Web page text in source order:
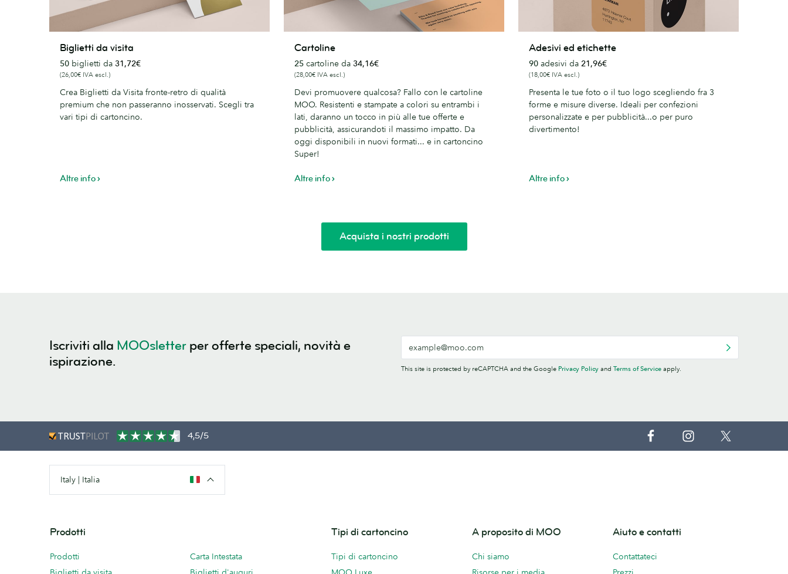
visita
Biglietti da visita
50 biglietti da 31,72€
(26,00€ IVA escl.)
Crea Biglietti da Visita fronte-retro di qualità
premium che non passeranno inosservati. Scegli tra
vari tipi di cartoncino.
Altre info
Cartoline
25 cartoline da 34,16€
(28,00€ IVA escl.)
Devi promuovere qualcosa? Fallo con le cartoline
MOO. Resistenti e stampate a colori su entrambi i
lati, daranno un tocco in più alle tue offerte e
pubblicità, assicurandoti il massimo impatto. Da
oggi disponibili in nuovi formati... e in cartoncino
Super!
Altre info
etichette
Adesivi ed etichette
90 adesivi da 21,96€
(18,00€ IVA escl.)
Presenta le tue foto o il tuo logo scegliendo fra 3
forme e misure diverse. Ideali per confezioni
personalizzate e per pubblicità...o per puro
divertimento!
Altre info
Acquista i nostri prodotti
Iscriviti alla MOOsletter per offerte speciali, novità e
ispirazione.
This site is protected by reCAPTCHA and the Google Privacy Policy and Terms of Service apply.
4,5/5
Italy | Italia
Prodotti
Prodotti
Carta Intestata
Tipi di cartoncino
Tipi di cartoncino
A proposito di MOO
Chi siamo
Aiuto e contatti
Contattateci